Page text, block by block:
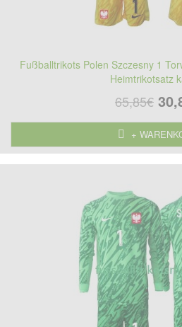
Fußballtrikots Polen Szczesny 1
Heimtrikotsatz
65,85€
+